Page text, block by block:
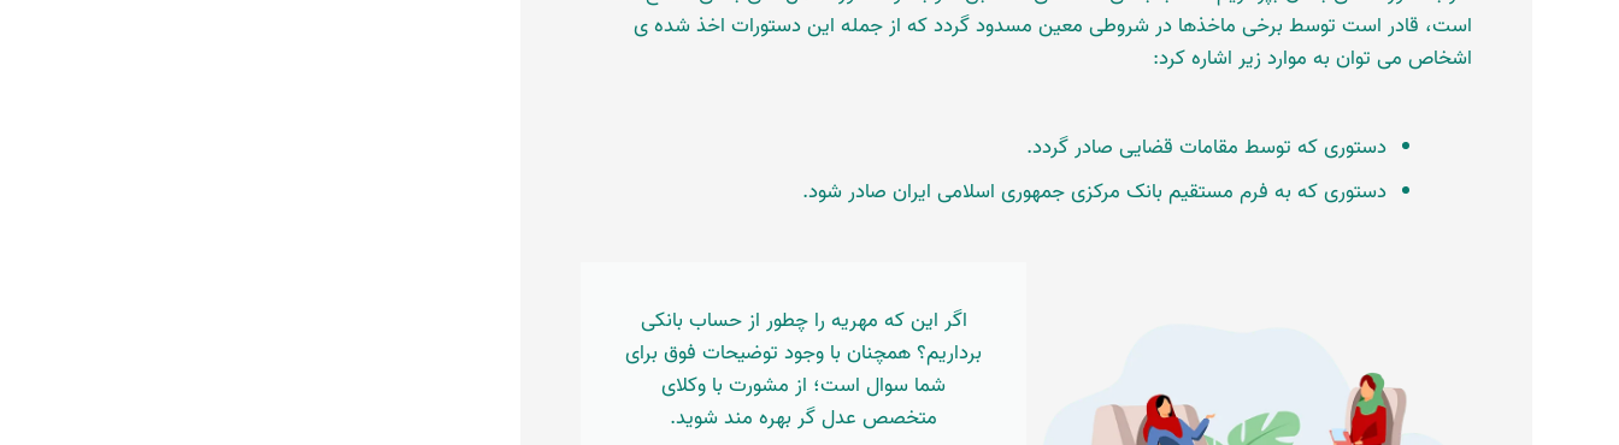
است، قادر است توسط برخی ماخذها در شروطی معین مسدود گردد که از جمله این دستورات اخذ شده ی
اشخاص می توان به موارد زیر اشاره کرد:
دستوری که توسط مقامات قضایی صادر گردد.
دستوری که به فرم مستقیم بانک مرکزی جمهوری اسلامی ایران صادر شود.
اگر این که مهریه را چطور از حساب بانکی
برداریم؟ همچنان با وجود توضیحات فوق برای
شما سوال است؛ از مشورت با وکلای
متخصص عدل گر بهره مند شوید.